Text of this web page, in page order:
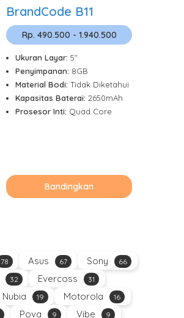
BrandCode B11
Rp. 490.500 - 1.940.500
Ukuran Layar: 5"
Penyimpanan: 8GB
Material Bodi: Tidak Diketahui
Kapasitas Baterai: 2650mAh
Prosesor Inti: Quad Core
Bandingkan
78 Asus 67 Sony 66
32 Evercoss 31
Nubia 19 Motorola 16
Pova 9 Vibe 9